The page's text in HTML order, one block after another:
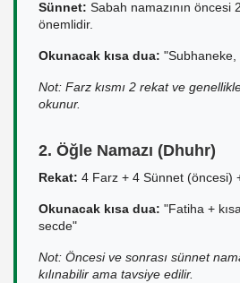
Sünnet: Sabah namazının öncesi
önemlidir.
Okunacak kısa dua: "Subhaneke,
Not: Farz kısmı 2 rekat ve
okunur.
2. Öğle Namazı (Dhuhr)
Rekat: 4 Farz + 4 Sünnet (öncesi)
Okunacak kısa dua: "Fatiha +
secde"
Not: Öncesi ve sonrası sünnet
kılınabilir ama tavsiye edilir.